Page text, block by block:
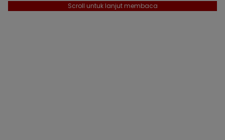
Scroll untuk lanjut membaca